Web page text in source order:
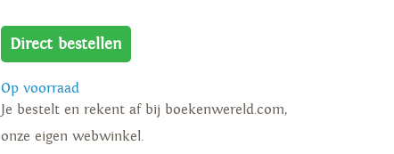
Direct bestellen
Op voorraad
Je bestelt en rekent af bij boekenwereld.com,
onze eigen webwinkel.